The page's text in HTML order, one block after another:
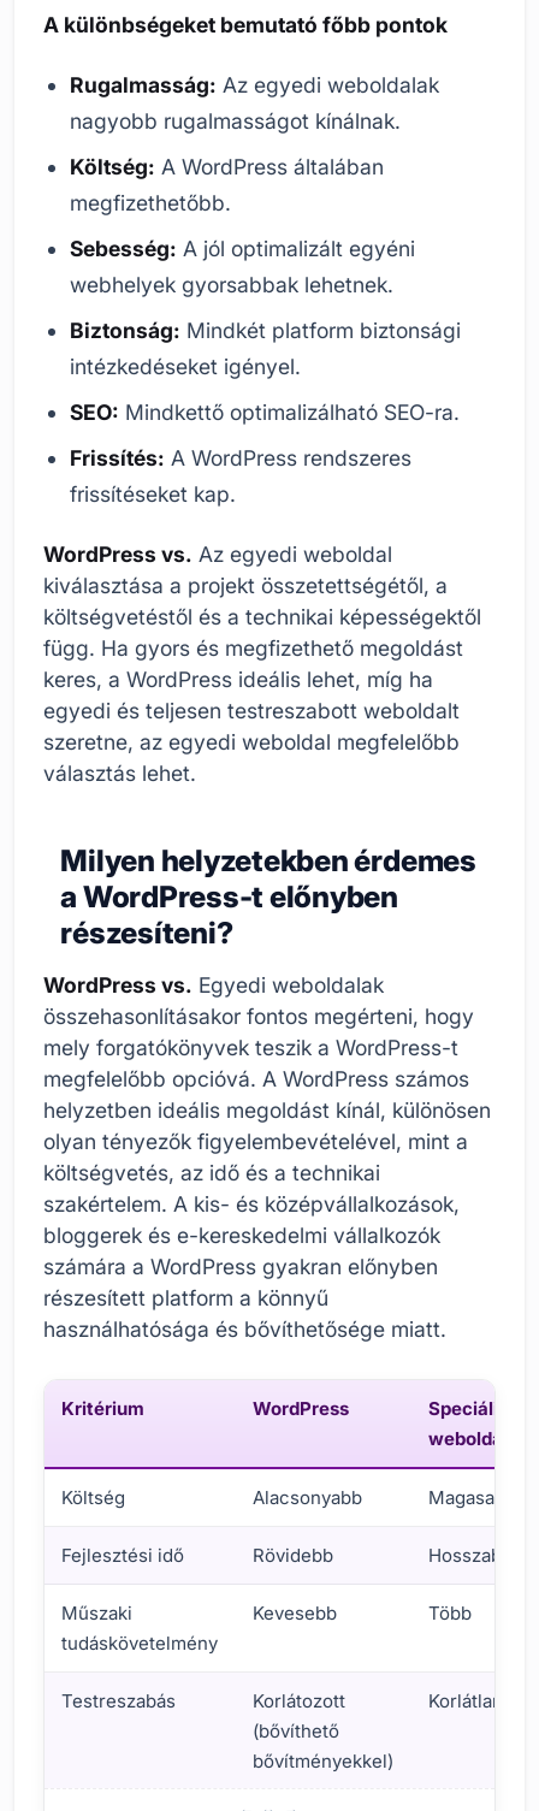
A különbségeket bemutató főbb pontok
Rugalmasság: Az egyedi weboldalak
nagyobb rugalmasságot kínálnak.
Költség: A WordPress általában
megfizethetőbb.
Sebesség: A jól optimalizált egyéni
webhelyek gyorsabbak lehetnek.
Biztonság: Mindkét platform biztonsági
intézkedéseket igényel.
SEO: Mindkettő optimalizálható SEO-ra.
Frissítés: A WordPress rendszeres
frissítéseket kap.
WordPress vs. Az egyedi weboldal
kiválasztása a projekt összetettségétől, a
költségvetéstől és a technikai képességektől
függ. Ha gyors és megfizethető megoldást
keres, a WordPress ideális lehet, míg ha
egyedi és teljesen testreszabott weboldalt
szeretne, az egyedi weboldal megfelelőbb
választás lehet.
Milyen helyzetekben érdemes
a WordPress-t előnyben
részesíteni?
WordPress vs. Egyedi weboldalak
összehasonlításakor fontos megérteni, hogy
mely forgatókönyvek teszik a WordPress-t
megfelelőbb opcióvá. A WordPress számos
helyzetben ideális megoldást kínál, különösen
olyan tényezők figyelembevételével, mint a
költségvetés, az idő és a technikai
szakértelem. A kis- és középvállalkozások,
bloggerek és e-kereskedelmi vállalkozók
számára a WordPress gyakran előnyben
részesített platform a könnyű
használhatósága és bővíthetősége miatt.
Kritérium WordPress
Speciális
weboldal
Költség Alacsonyabb Magasabb
Fejlesztési idő Rövidebb Hosszabb
Műszaki
tudáskövetelmény
Kevesebb Több
Testreszabás
Korlátozott
(bővíthető
bővítményekkel)
Korlátlan